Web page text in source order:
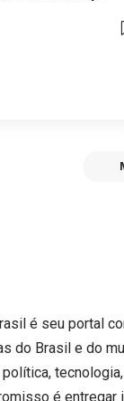
é seu portal
do Brasil e do
é entregar